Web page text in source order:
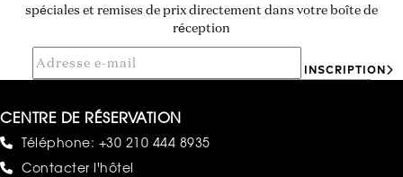
spéciales et remises de prix directement dans votre boîte de
réception
INSCRIPTION
CENTRE DE RÉSERVATION
Téléphone: +30 210 444 8935
Contacter l'hôtel